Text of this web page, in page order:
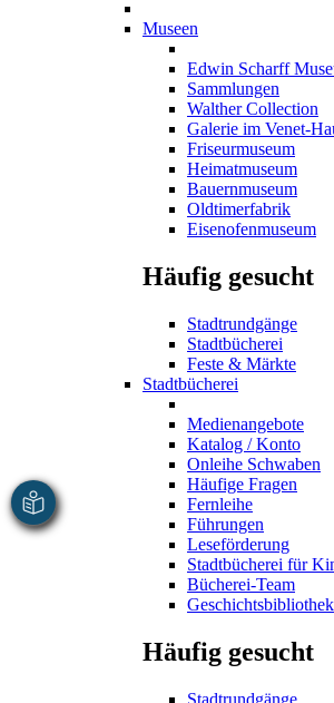
Museen
Edwin Scharff
Sammlungen
Walther Collection
Galerie im Venet-
Friseurmuseum
Heimatmuseum
Bauernmuseum
Oldtimerfabrik
Eisenofenmuseum
Häufig gesucht
Stadtrundgänge
Stadtbücherei
Feste & Märkte
Stadtbücherei
Medienangebote
Katalog / Konto
Onleihe Schwaben
Häufige Fragen
Fernleihe
Führungen
Leseförderung
Stadtbücherei für
Bücherei-Team
Geschichtsbibliothek
Häufig gesucht
Stadtrundgänge